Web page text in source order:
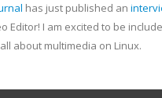
has just published an
Editor! I am excited to be
about multimedia on Linux.